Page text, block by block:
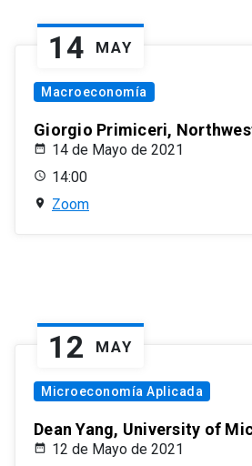
14 MAY
Macroeconomía
Giorgio Primiceri,
14 de Mayo de 2021
14:00
Zoom
12 MAY
Microeconomía Aplicada
Dean Yang, University of
12 de Mayo de 2021